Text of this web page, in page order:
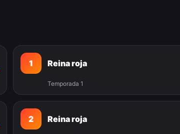
1 Reina roja
Temporada 1
2 Reina roja